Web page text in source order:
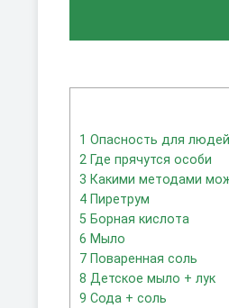
1 Опасность для людей
2 Где прячутся особи
3 Какими методами
4 Пиретрум
5 Борная кислота
6 Мыло
7 Поваренная соль
8 Детское мыло + лук
9 Сода + соль